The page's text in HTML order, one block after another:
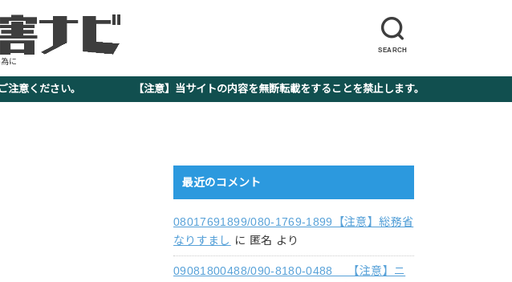
SEARCH
に
ご注意ください。 【注意】当サイトの内容を無断転載をすることを禁止します。
最近のコメント
08017691899/080-1769-1899【注意】総務省
なりすまし に 匿名 より
09081800488/090-8180-0488 【注意】ニ